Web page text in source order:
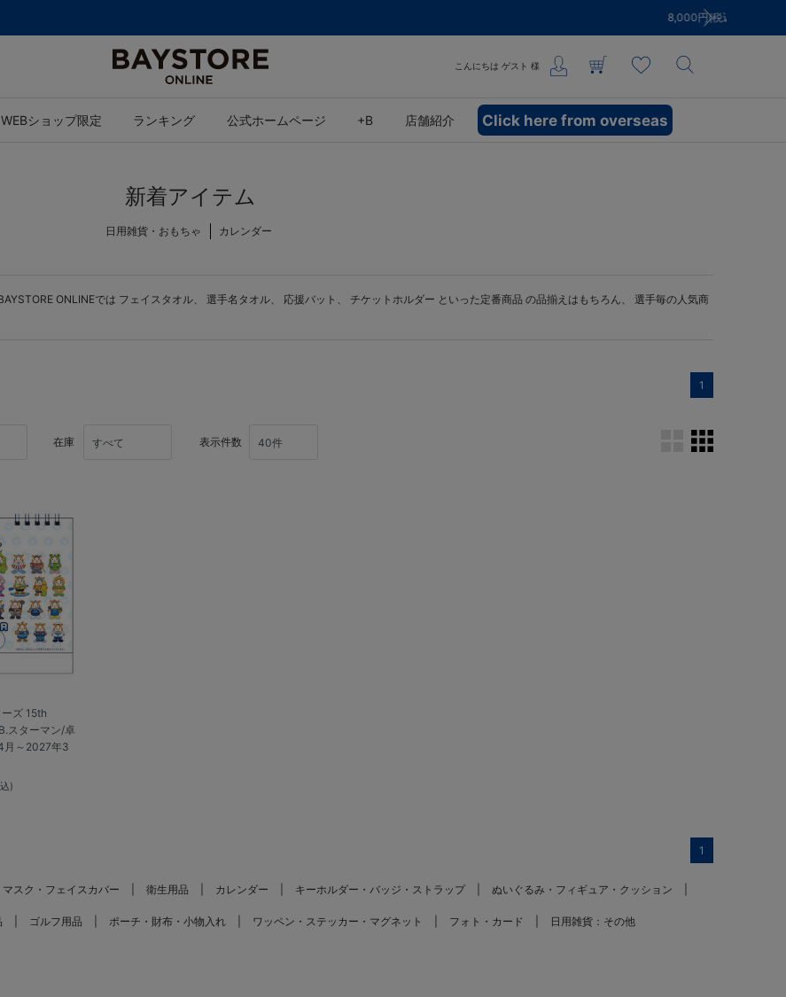
こんにちは ゲスト 様
WEBショップ限定 ランキング 公式ホームページ +B 店舗紹介 Click here from overseas
新着アイテム
日用雑貨・おもちゃ カレンダー
ONLINEでは フェイスタオル、 選手名タオル、 応援バット 、 チケットホルダー といった定番商品 の品揃えはもちろん、 選手毎の人気商
1
在庫 表示件数
ズ 15th
スターマン/卓
月～2027年3
)
1
マスク・フェイスカバー 衛生用品 カレンダー キーホルダー・バッジ・ストラップ ぬいぐるみ・フィギュア・クッション
ゴルフ用品 ポーチ・財布・小物入れ ワッペン・ステッカー・マグネット フォト・カード 日用雑貨：その他